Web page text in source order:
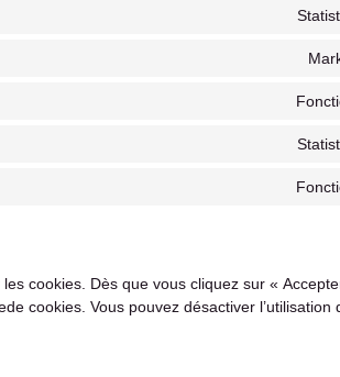
cookies. Dès que vous cliquez sur «
cookies. Vous pouvez désactiver l’utilisation